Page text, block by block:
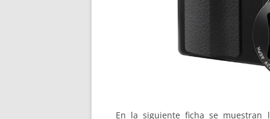
En la siguiente ficha se muestran